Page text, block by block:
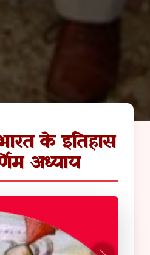
के इतिहास
अध्याय